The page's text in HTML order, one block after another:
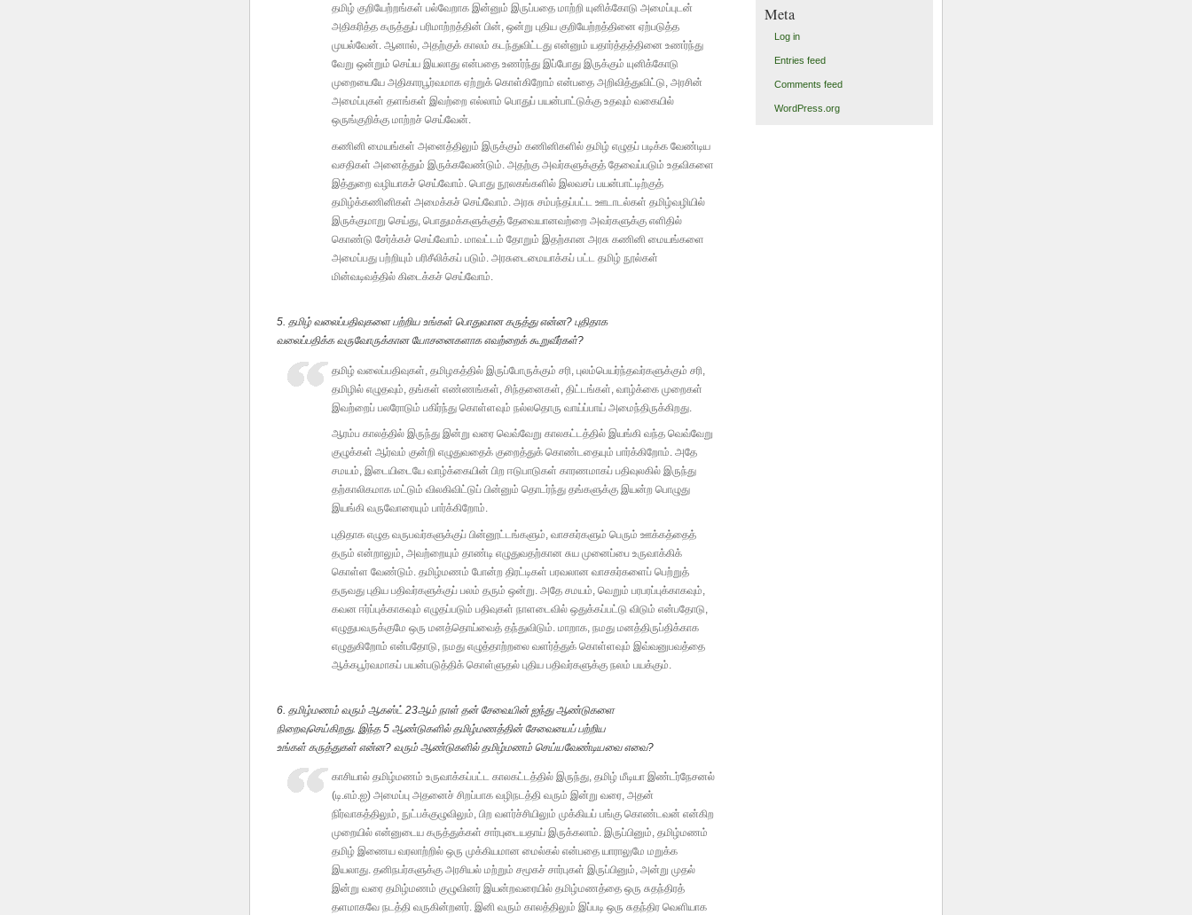
தமிழ் குறியேற்றங்கள் பல்வேறாக இன்னும் இருப்பதை மாற்றி யுனிக்கோடு அமைப்புடன்
அதிகரித்த கருத்துப் பரிமாற்றத்தின் பின், ஒன்று புதிய குறியேற்றத்தினை ஏற்படுத்த
முயல்வேன். ஆனால், அதற்குக் காலம் கடந்துவிட்டது என்னும் யதார்த்தத்தினை உணர்ந்து
வேறு ஒன்றும் செய்ய இயலாது என்பதை உணர்ந்து இப்போது இருக்கும் யுனிக்கோடு
முறையையே அதிகாரபூர்வமாக ஏற்றுக் கொள்கிறோம் என்பதை அறிவித்துவிட்டு, அரசின்
அமைப்புகள் தளங்கள் இவற்றை எல்லாம் பொதுப் பயன்பாட்டுக்கு உதவும் வகையில்
ஒருங்குறிக்கு மாற்றச் செய்வேன்.
கணினி மையங்கள் அனைத்திலும் இருக்கும் கணினிகளில் தமிழ் எழுதப் படிக்க வேண்டிய
வசதிகள் அனைத்தும் இருக்கவேண்டும். அதற்கு அவர்களுக்குத் தேவைப்படும் உதவிகளை
இத்துறை வழியாகச் செய்வோம். பொது நூலகங்களில் இலவசப் பயன்பாட்டிற்குத்
தமிழ்க்கணினிகள் அமைக்கச் செய்வோம். அரசு சம்பந்தப்பட்ட ஊடாடல்கள் தமிழ்வழியில்
இருக்குமாறு செய்து, பொதுமக்களுக்குத் தேவையானவற்றை அவர்களுக்கு எளிதில்
கொண்டு சேர்க்கச் செய்வோம். மாவட்டம் தோறும் இதற்கான அரசு கணினி மையங்களை
அமைப்பது பற்றியும் பரிசீலிக்கப் படும். அரசுடைமையாக்கப் பட்ட தமிழ் நூல்கள்
மின்வடிவத்தில் கிடைக்கச் செய்வோம்.
5. தமிழ் வலைப்பதிவுகளை பற்றிய உங்கள் பொதுவான கருத்து என்ன? புதிதாக
வலைப்பதிக்க வருவோருக்கான யோசனைகளாக எவற்றைக் கூறுவீர்கள்?
தமிழ் வலைப்பதிவுகள், தமிழகத்தில் இருப்போருக்கும் சரி, புலம்பெயர்ந்தவர்களுக்கும் சரி,
தமிழில் எழுதவும், தங்கள் எண்ணங்கள், சிந்தனைகள், திட்டங்கள், வாழ்க்கை முறைகள்
இவற்றைப் பலரோடும் பகிர்ந்து கொள்ளவும் நல்லதொரு வாய்ப்பாய் அமைந்திருக்கிறது.
ஆரம்ப காலத்தில் இருந்து இன்று வரை வெவ்வேறு காலகட்டத்தில் இயங்கி வந்த வெவ்வேறு
குழுக்கள் ஆர்வம் குன்றி எழுதுவதைக் குறைத்துக் கொண்டதையும் பார்க்கிறோம். அதே
சமயம், இடையிடையே வாழ்க்கையின் பிற ஈடுபாடுகள் காரணமாகப் பதிவுலகில் இருந்து
தற்காலிகமாக மட்டும் விலகிவிட்டுப் பின்னும் தொடர்ந்து தங்களுக்கு இயன்ற பொழுது
இயங்கி வருவோரையும் பார்க்கிறோம்.
புதிதாக எழுத வருபவர்களுக்குப் பின்னூட்டங்களும், வாசகர்களும் பெரும் ஊக்கத்தைத்
தரும் என்றாலும், அவற்றையும் தாண்டி எழுதுவதற்கான சுய முனைப்பை உருவாக்கிக்
கொள்ள வேண்டும். தமிழ்மணம் போன்ற திரட்டிகள் பரவலான வாசகர்களைப் பெற்றுத்
தருவது புதிய பதிவர்களுக்குப் பலம் தரும் ஒன்று. அதே சமயம், வெறும் பரபரப்புக்காகவும்,
கவன ஈர்ப்புக்காகவும் எழுதப்படும் பதிவுகள் நாளடைவில் ஒதுக்கப்பட்டு விடும் என்பதோடு,
எழுதுபவருக்குமே ஒரு மனத்தொய்வைத் தந்துவிடும். மாறாக, நமது மனத்திருப்திக்காக
எழுதுகிறோம் என்பதோடு, நமது எழுத்தாற்றலை வளர்த்துக் கொள்ளவும் இவ்வனுபவத்தை
ஆக்கபூர்வமாகப் பயன்படுத்திக் கொள்ளுதல் புதிய பதிவர்களுக்கு நலம் பயக்கும்.
6. தமிழ்மணம் வரும் ஆகஸ்ட் 23ஆம் நாள் தன் சேவையின் ஐந்து ஆண்டுகளை
நிறைவுசெய்கிறது. இந்த 5 ஆண்டுகளில் தமிழ்மணத்தின் சேவையைப் பற்றிய
உங்கள் கருத்துகள் என்ன? வரும் ஆண்டுகளில் தமிழ்மணம் செய்யவேண்டியவை எவை?
காசியால் தமிழ்மணம் உருவாக்கப்பட்ட காலகட்டத்தில் இருந்து, தமிழ் மீடியா இண்டர்நேசனல்
(டி.எம்.ஐ) அமைப்பு அதனைச் சிறப்பாக வழிநடத்தி வரும் இன்று வரை, அதன்
நிர்வாகத்திலும், நுட்பக்குழுவிலும், பிற வளர்ச்சியிலும் முக்கியப் பங்கு கொண்டவன் என்கிற
முறையில் என்னுடைய கருத்துக்கள் சார்புடையதாய் இருக்கலாம். இருப்பினும், தமிழ்மணம்
தமிழ் இணைய வரலாற்றில் ஒரு முக்கியமான மைல்கல் என்பதை யாராலுமே மறுக்க
இயலாது. தனிநபர்களுக்கு அரசியல் மற்றும் சமூகச் சார்புகள் இருப்பினும், அன்று முதல்
இன்று வரை தமிழ்மணம் குழுவினர் இயன்றவரையில் தமிழ்மணத்தை ஒரு சுதந்திரத்
தளமாகவே நடத்தி வருகின்றனர். இனி வரும் காலத்திலும் இப்படி ஒரு சுதந்திர வெளியாக
Meta
Log in
Entries feed
Comments feed
WordPress.org